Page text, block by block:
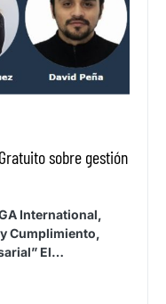
sobre gestión
International,
Cumplimiento,
El…